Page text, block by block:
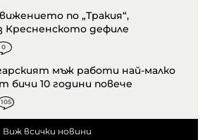
по „Тракия“,
Кресненското дефиле
0
мъж работи най-малко
бичи 10 години повече
105
Виж всички новини